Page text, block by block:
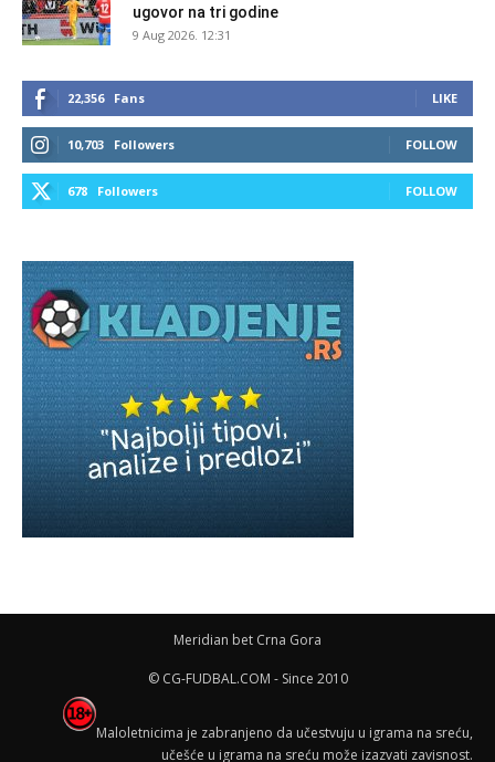
ugovor na tri godine
9 Aug 2026. 12:31
22,356 Fans LIKE
10,703 Followers FOLLOW
678 Followers FOLLOW
Meridian bet Crna Gora
© CG-FUDBAL.COM - Since 2010
Maloletnicima je zabranjeno da učestvuju u igrama na sreću,
učešće u igrama na sreću može izazvati zavisnost.